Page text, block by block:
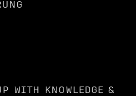
WITH KNOWLEDGE &